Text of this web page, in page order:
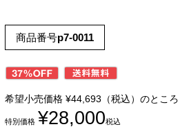
商品番号p7-0011
希望小売価格 ¥44,693 （税込）のところ
特別価格 ¥28,000税込